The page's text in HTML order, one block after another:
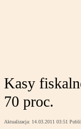
Kasy
70 proc.
Aktualizacja: 14.03.2011 03:51